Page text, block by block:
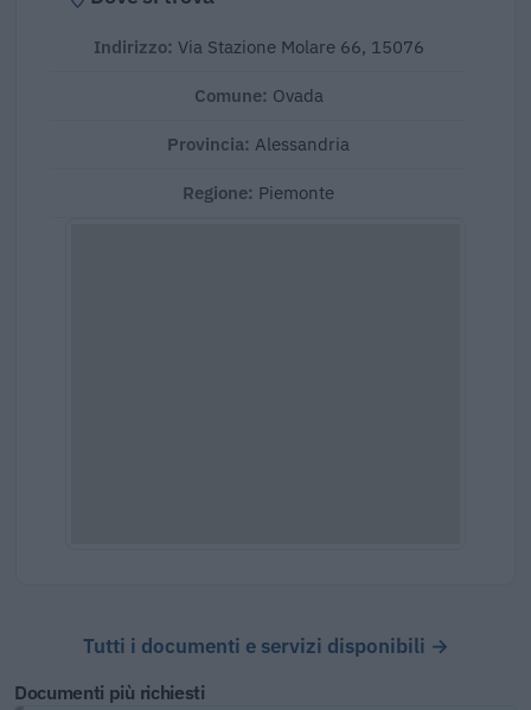
Indirizzo: Via Stazione Molare 66, 15076
Comune: Ovada
Provincia: Alessandria
Regione: Piemonte
Tutti i documenti e servizi disponibili →
Documenti più richiesti